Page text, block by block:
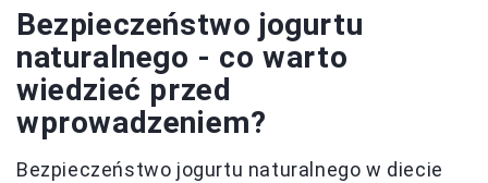
Bezpieczeństwo jogurtu
naturalnego - co warto
wiedzieć przed
wprowadzeniem?
Bezpieczeństwo jogurtu naturalnego w diecie